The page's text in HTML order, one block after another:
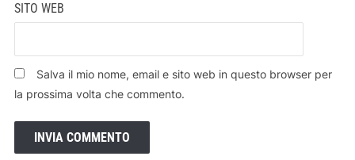
SITO WEB
Salva il mio nome, email e sito web in questo browser per
la prossima volta che commento.